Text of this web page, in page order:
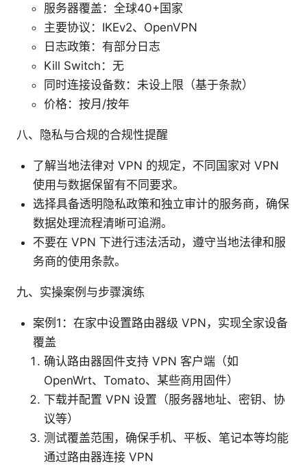
服务器覆盖：全球40+国家
主要协议：IKEv2、OpenVPN
日志政策：有部分日志
Kill Switch：无
同时连接设备数：未设上限（基于条款）
价格：按月/按年
八、隐私与合规的合规性提醒
了解当地法律对 VPN 的规定，不同国家对 VPN
使用与数据保留有不同要求。
选择具备透明隐私政策和独立审计的服务商，确保
数据处理流程清晰可追溯。
不要在 VPN 下进行违法活动，遵守当地法律和服
务商的使用条款。
九、实操案例与步骤演练
案例1：在家中设置路由器级 VPN，实现全家设备
覆盖
确认路由器固件支持 VPN 客户端（如
OpenWrt、Tomato、某些商用固件）
下载并配置 VPN 设置（服务器地址、密钥、协
议等）
测试覆盖范围，确保手机、平板、笔记本等均能
通过路由器连接 VPN